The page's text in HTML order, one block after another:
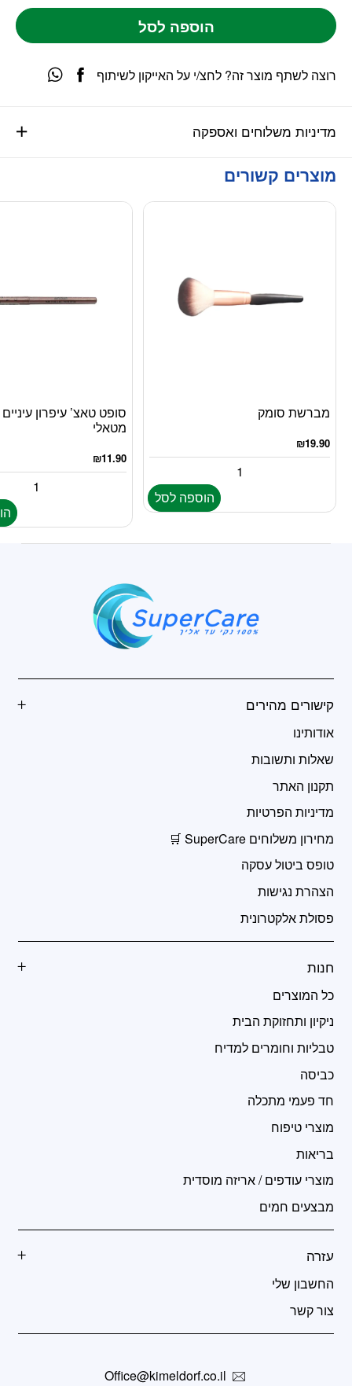
הוספה לסל
מדיניות משלוחים ואספקה
רוצה לשתף מוצר זה? לחצ/י על האייקון לשיתוף
מוצרים קשורים
מברשת סומק
₪19.90
הוספה לסל
סופט טאצ’ עיפרון
מטאלי
₪11.90
קישורים מהירים
אודותינו
שאלות ותשובות
תקנון האתר
מדיניות הפרטיות
מחירון משלוחים SuperCare 🛒
טופס ביטול עסקה
הצהרת נגישות
פסולת אלקטרונית
חנות
כל המוצרים
ניקיון ותחזוקת הבית
טבליות וחומרים למדיח
כביסה
חד פעמי מתכלה
מוצרי טיפוח
בריאות
מוצרי עודפים / אריזה מוסדית
מבצעים חמים
עזרה
החשבון שלי
צור קשר
Office@kimeldorf.co.il